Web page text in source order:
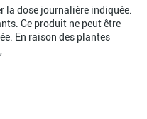
la dose journalière indiquée.
Ce produit ne peut être
En raison des plantes